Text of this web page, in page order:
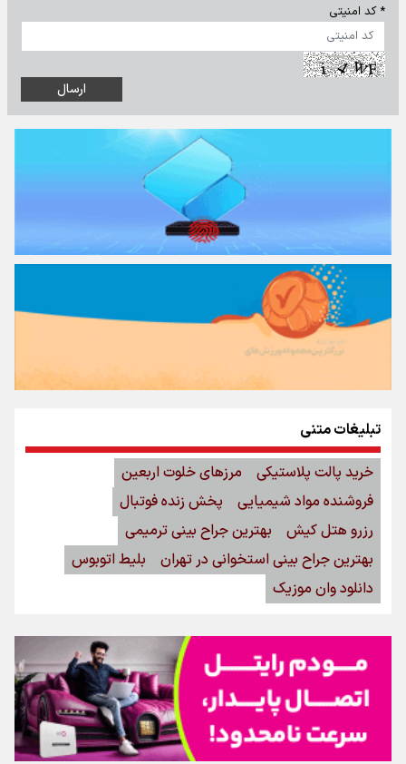
* کد امنیتی
تبلیغات متنی
خرید پالت پلاستیکی
مرزهای خلوت اربعین
فروشنده مواد شیمیایی
پخش زنده فوتبال
رزرو هتل کیش
بهترین جراح بینی ترمیمی
بهترین جراح بینی استخوانی در تهران
بلیط اتوبوس
دانلود وان موزیک